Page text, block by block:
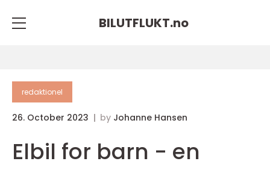
BILUTFLUKT.no
redaktionel
26. October 2023 by Johanne Hansen
Elbil for barn - en